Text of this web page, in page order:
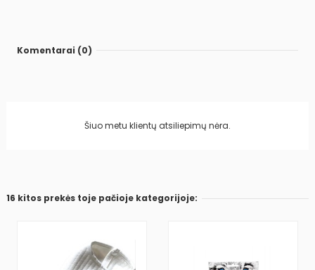
Komentarai (0)
Šiuo metu klientų atsiliepimų nėra.
16 kitos prekės toje pačioje kategorijoje: